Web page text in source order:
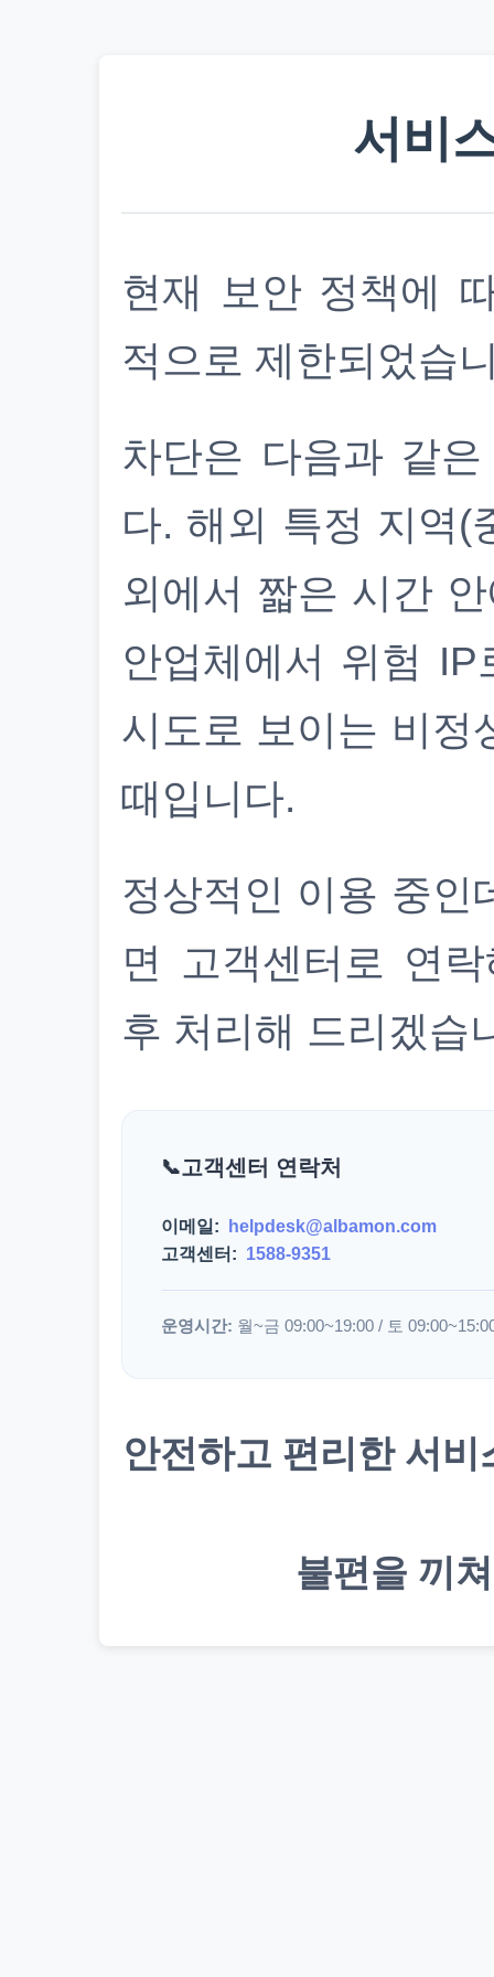
서비
현재 보안 정책에
적으로 제한되었습
차단은 다음과 같
다. 해외 특정 지역(
외에서 짧은 시간
안업체에서 위험
시도로 보이는 비정
때입니다.
정상적인 이용 중인
면 고객센터로 연
후 처리해 드리겠습
고객센터 연락처
이메일:
helpdesk@albamon.com
고객센터: 1588-9351
운영시간: 월~금 09:00~19:00 / 토
안전하고 편리한 서
불편을 끼